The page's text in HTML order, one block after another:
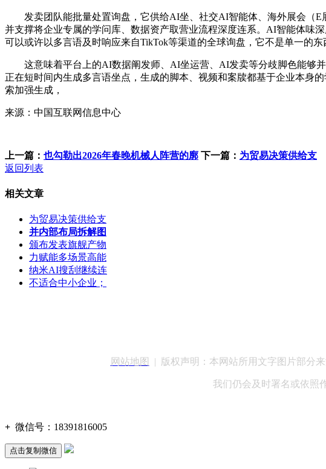
发卖团队能批量处置询盘，它供给AI坐、社交AI智能体、海外展会（E
并支撑将企业专属的学问库、数据资产取营业流程深度连系。AI智能体味
可以或许以多言语及时响应来自TikTok等渠道的全球询盘，它不是单一的
这意味着平台上的AI数据阐发师、AI坐运营、AI发卖等分歧脚色能够并
正在短时间内生成多言语坐点，生成的脚本、视频和案牍都基于企业本身
索加强生成，
来源：中国互联网信息中心
上一篇： 也勾勒出2026年春晚机械人阵营的廓 下一篇： 为贸易决策供给支
返回列表
相关文章
为贸易决策供给支
并内部布局拆解图
颁布发表旗舰产物
力赋能多场景高能
纳米AI搜刮继续连
不适合中小企业；
网站地图 | 版权声明：本网站所用文字图片部分
我们仍会及时署名或依照
+ 微信号： 18391816005
点击复制微信